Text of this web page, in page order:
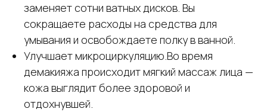
заменяет сотни ватных дисков. Вы
сокращаете расходы на средства для
умывания и освобождаете полку в ванной.
Улучшает микроциркуляцию.Во время
демакияжа происходит мягкий массаж лица —
кожа выглядит более здоровой и
отдохнувшей.